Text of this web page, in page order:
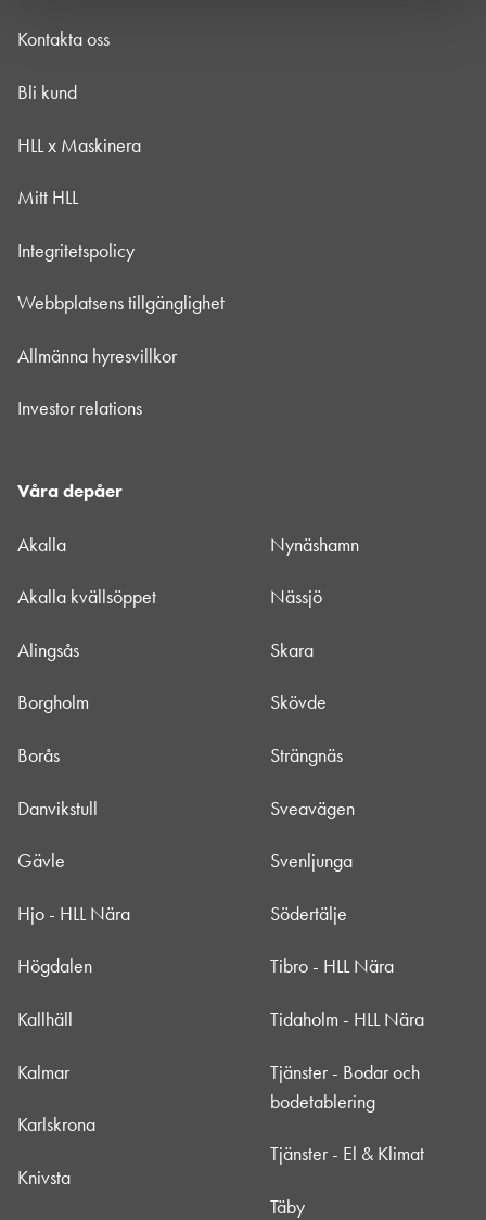
Kontakta oss
Bli kund
HLL x Maskinera
Mitt HLL
Integritetspolicy
Webbplatsens tillgänglighet
Allmänna hyresvillkor
Investor relations
Våra depåer
Akalla
Akalla kvällsöppet
Alingsås
Borgholm
Borås
Danvikstull
Gävle
Hjo - HLL Nära
Högdalen
Kallhäll
Kalmar
Karlskrona
Knivsta
Nynäshamn
Nässjö
Skara
Skövde
Strängnäs
Sveavägen
Svenljunga
Södertälje
Tibro - HLL Nära
Tidaholm - HLL Nära
Tjänster - Bodar och
bodetablering
Tjänster - El & Klimat
Täby